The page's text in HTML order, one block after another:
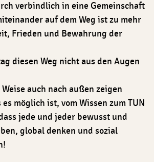
verbindlich in eine Gemeinschaft
auf dem Weg ist zu mehr
Frieden und Bewahrung der
diesen Weg nicht aus den Augen
auch nach außen zeigen
es möglich ist, vom Wissen zum TUN
jede und jeder bewusst und
global denken und sozial